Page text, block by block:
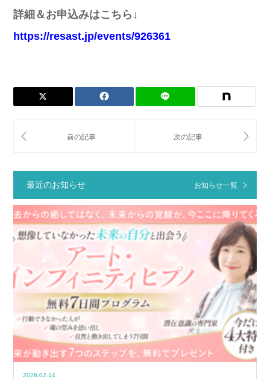
詳細＆お申込みはこちら↓
https://resast.jp/events/926361
最近のお知らせ お知らせ一覧
2026.02.14